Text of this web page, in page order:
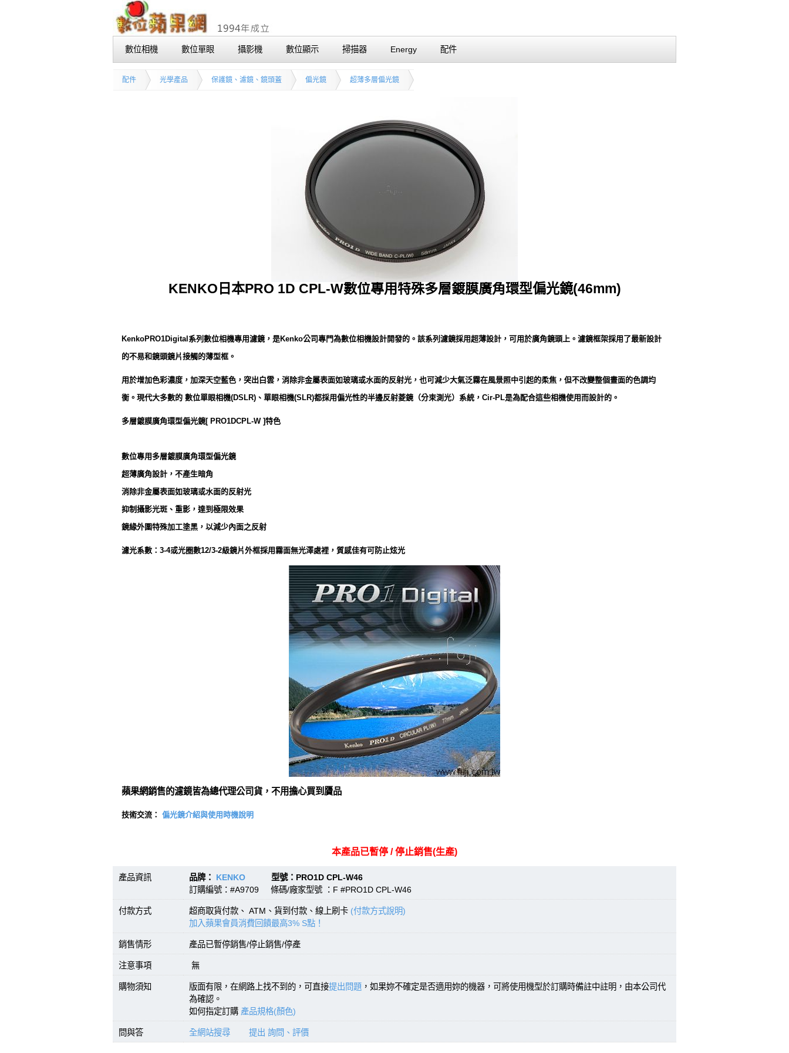
數位相機 數位單眼 攝影機 數位顯示 掃描器 Energy 配件
配件 光學產品 保護鏡、濾鏡、鏡頭蓋 偏光鏡 超薄多層偏光鏡
KENKO日本PRO 1D CPL-W數位專用特殊多層鍍膜廣角環型偏光鏡(46mm)
KenkoPRO1Digital系列數位相機專用濾鏡，是Kenko公司專門為數位相機設計開發的。該系列濾鏡採用超薄設計，可用於廣角鏡頭上。濾鏡框架採用了最新設計
的不易和鏡頭鏡片接觸的薄型框。
用於增加色彩濃度，加深天空藍色，突出白雲，消除非金屬表面如玻璃或水面的反射光，也可減少大氣泛霧在風景照中引起的柔焦，但不改變整個晝面的色調均
衡。現代大多數的 數位單眼相機(DSLR)、單眼相機(SLR)都採用偏光性的半邊反射菱鏡（分束測光）系統，Cir-PL是為配合這些相機使用而設計的。
多層鍍膜廣角環型偏光鏡[ PRO1DCPL-W ]特色
數位專用多層鍍膜廣角環型偏光鏡
超薄廣角設計，不產生暗角
消除非金屬表面如玻璃或水面的反射光
抑制攝影光斑、重影，達到極限效果
鏡緣外圍特殊加工塗黑，以減少內面之反射
濾光系數：3-4或光圈數12/3-2級鏡片外框採用霧面無光澤處裡，質感佳有可防止炫光
蘋果網銷售的濾鏡皆為總代理公司貨，不用擔心買到贗品
技術交流： 偏光鏡介紹與使用時機說明
本產品已暫停 / 停止銷售(生產)
產品資訊 品牌： KENKO 型號：PRO1D CPL-W46
訂購編號：#A9709 條碼/廠家型號 ：F #PRO1D CPL-W46
付款方式 超商取貨付款、 ATM、貨到付款、線上刷卡 (付款方式說明)
加入蘋果會員消費回饋最高3% S點！
銷售情形 產品已暫停銷售/停止銷售/停產
注意事項 無
購物須知 版面有限，在網路上找不到的，可直接提出問題 ，如果妳不確定是否適用妳的機器，可將使用機型於訂購時備註中註明，由本公司代
為確認。
如何指定訂購 產品規格(顏色)
問與答 全網站搜尋 提出 詢問、評價